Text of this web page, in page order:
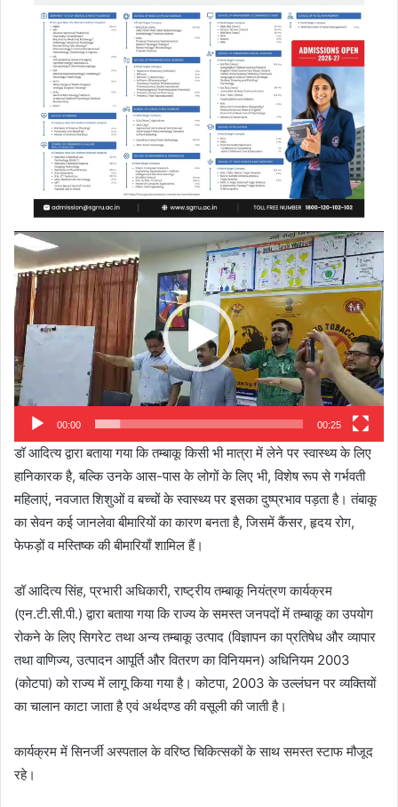
Video
Player
00:00 00:25
डॉ आदित्य द्वारा बताया गया कि तम्बाकू किसी भी मात्रा में लेने पर स्वास्थ्य के लिए
हानिकारक है, बल्कि उनके आस-पास के लोगों के लिए भी, विशेष रूप से गर्भवती
महिलाएं, नवजात शिशुओं व बच्चों के स्वास्थ्य पर इसका दुष्प्रभाव पड़ता है। तंबाकू
का सेवन कई जानलेवा बीमारियों का कारण बनता है, जिसमें कैंसर, हृदय रोग,
फेफड़ों व मस्तिष्क की बीमारियाँ शामिल हैं।
डॉ आदित्य सिंह, प्रभारी अधिकारी, राष्ट्रीय तम्बाकू नियंत्रण कार्यक्रम
(एन.टी.सी.पी.) द्वारा बताया गया कि राज्य के समस्त जनपदों में तम्बाकू का उपयोग
रोकने के लिए सिगरेट तथा अन्य तम्बाकू उत्पाद (विज्ञापन का प्रतिषेध और व्यापार
तथा वाणिज्य, उत्पादन आपूर्ति और वितरण का विनियमन) अधिनियम 2003
(कोटपा) को राज्य में लागू किया गया है। कोटपा, 2003 के उल्लंघन पर व्यक्तियों
का चालान काटा जाता है एवं अर्थदण्ड की वसूली की जाती है।
कार्यक्रम में सिनर्जी अस्पताल के वरिष्ठ चिकित्सकों के साथ समस्त स्टाफ मौजूद
रहे।